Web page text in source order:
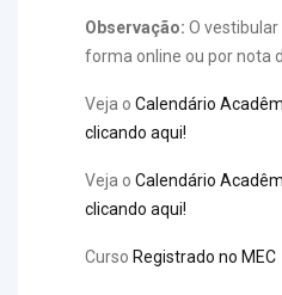
Observação: O
forma online ou por nota
Veja o Calendário
clicando aqui!
Veja o Calendário
clicando aqui!
Curso Registrado no MEC